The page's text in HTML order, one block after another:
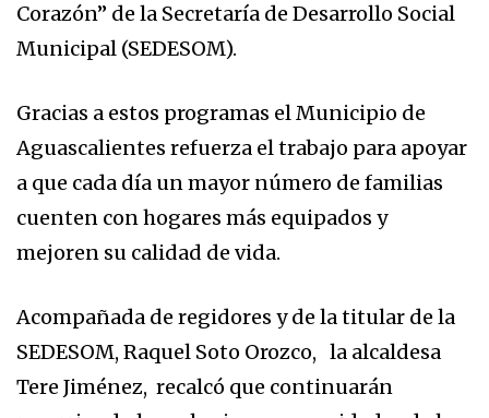
Corazón” de la Secretaría de Desarrollo Social
Municipal (SEDESOM).
Gracias a estos programas el Municipio de
Aguascalientes refuerza el trabajo para apoyar
a que cada día un mayor número de familias
cuenten con hogares más equipados y
mejoren su calidad de vida.
Acompañada de regidores y de la titular de la
SEDESOM, Raquel Soto Orozco, la alcaldesa
Tere Jiménez, recalcó que continuarán